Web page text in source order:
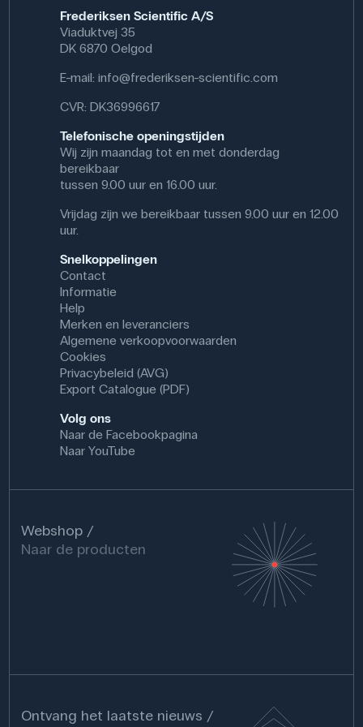
Frederiksen Scientific A/S
Viaduktvej 35
DK 6870 Oelgod
E-mail:info@frederiksen-scientific.com
CVR: DK36996617
Telefonische openingstijden
Wij zijn maandag tot en met donderdag
bereikbaar
tussen 9.00 uur en 16.00 uur.
Vrijdag zijn we bereikbaar tussen 9.00 uur en 12.00
uur.
Snelkoppelingen
Contact
Informatie
Help
Merken en leveranciers
Algemene verkoopvoorwaarden
Cookies
Privacybeleid (AVG)
Export Catalogue (PDF)
Volg ons
Naar de Facebookpagina
Naar YouTube
Webshop
Naar de producten
Ontvang het laatste nieuws